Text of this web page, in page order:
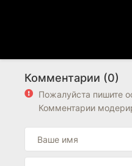
Комментарии (0)
Пожалуйста пишите
Комментарии